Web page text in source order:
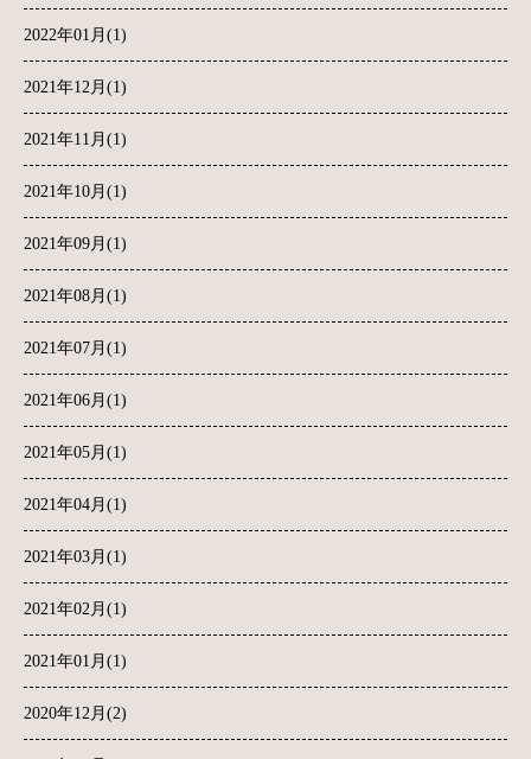
2022年01月(1)
2021年12月(1)
2021年11月(1)
2021年10月(1)
2021年09月(1)
2021年08月(1)
2021年07月(1)
2021年06月(1)
2021年05月(1)
2021年04月(1)
2021年03月(1)
2021年02月(1)
2021年01月(1)
2020年12月(2)